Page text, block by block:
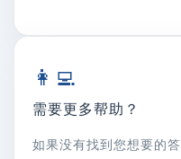
👩‍💻
需要更多帮助？
如果没有找到您想要的